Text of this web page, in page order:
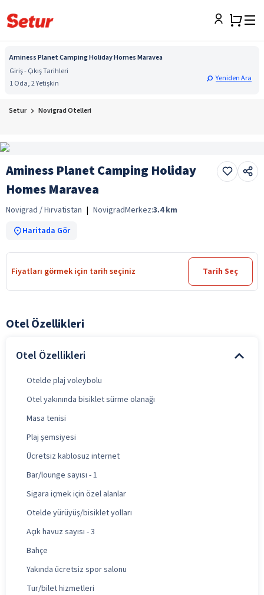
Aminess Planet Camping Holiday Homes Maravea
Giriş - Çıkış Tarihleri
1 Oda, 2 Yetişkin
Yeniden Ara
Setur Novigrad Otelleri
Aminess Planet Camping Holiday
Homes Maravea
Novigrad / Hırvatistan | NovigradMerkez:3.4 km
Haritada Gör
Fiyatları görmek için tarih seçiniz Tarih Seç
Otel Özellikleri
Otel Özellikleri
Otelde plaj voleybolu
Otel yakınında bisiklet sürme olanağı
Masa tenisi
Plaj şemsiyesi
Ücretsiz kablosuz internet
Bar/lounge sayısı - 1
Sigara içmek için özel alanlar
Otelde yürüyüş/bisiklet yolları
Açık havuz sayısı - 3
Bahçe
Yakında ücretsiz spor salonu
Tur/bilet hizmetleri